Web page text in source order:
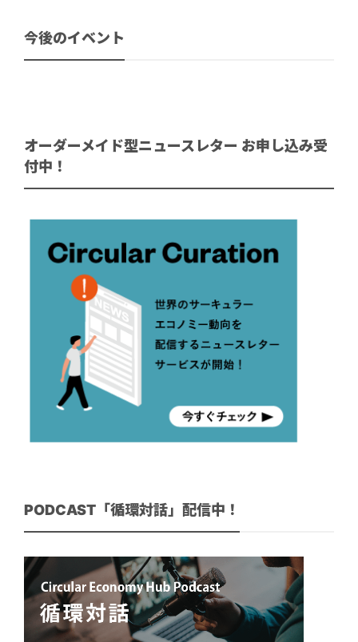
今後のイベント
オーダーメイド型ニュースレター お申し込み受
付中！
PODCAST「循環対話」配信中！